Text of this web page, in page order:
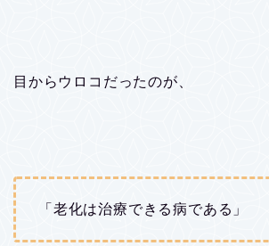
目からウロコだったのが、
「老化は治療できる病である」